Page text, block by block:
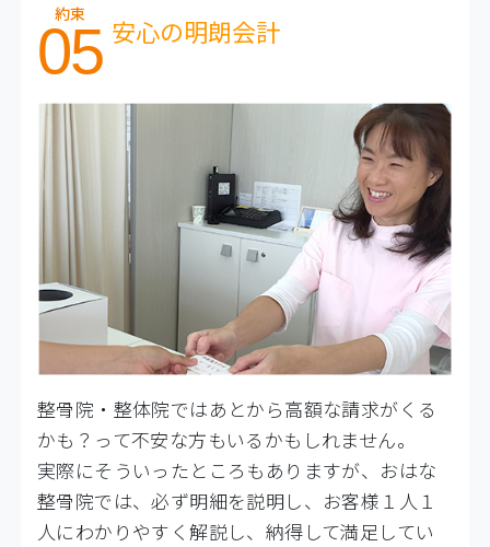
約束
05 安心の明朗会計
整骨院・整体院ではあとから高額な請求がくる
かも？って不安な方もいるかもしれません。
実際にそういったところもありますが、おはな
整骨院では、必ず明細を説明し、お客様１人１
人にわかりやすく解説し、納得して満足してい